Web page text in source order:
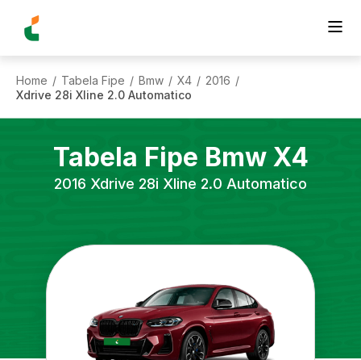
Home / Tabela Fipe / Bmw / X4 / 2016 /
Xdrive 28i Xline 2.0 Automatico
Tabela Fipe Bmw X4
2016 Xdrive 28i Xline 2.0 Automatico